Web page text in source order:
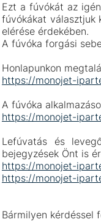
Ezt a fúvókát az
fúvókákat választjuk
elérése érdekében.
A fúvóka forgási
Honlapunkon
https://monojet-
A fúvóka
https://monojet-
Lefúvatás és
bejegyzések Önt is
https://monojet-
https://monojet-
Bármilyen kérdéssel